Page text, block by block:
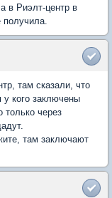
в Риэлт-центр в
получила.
там сказали, что
у кого заключены
только через
там заключают